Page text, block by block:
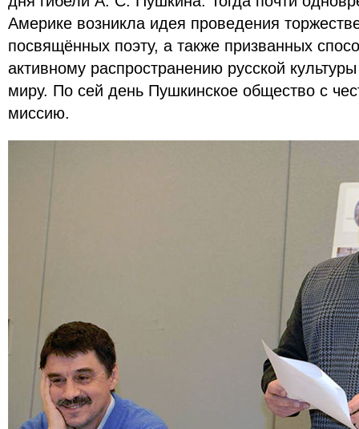
Америке возникла идея проведения
посвящённых поэту, а также призванных
активному распространению русской
миру. По сей день Пушкинское общество с
миссию.